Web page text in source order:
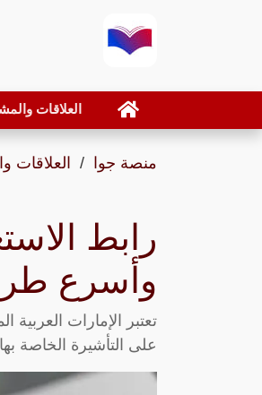
العلاقات
منصة جوا العلاقات
رابط
وأسرع
تعتبر الإمارات
على التأشيرة الخاصة